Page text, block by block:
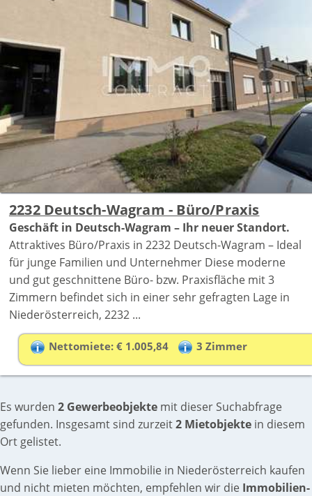
2232 Deutsch-Wagram - Büro/Praxis
Geschäft in Deutsch-Wagram – Ihr neuer Standort.
Attraktives Büro/Praxis in 2232 Deutsch-Wagram – Ideal
für junge Familien und Unternehmer Diese moderne
und gut geschnittene Büro- bzw. Praxisfläche mit 3
Zimmern befindet sich in einer sehr gefragten Lage in
Niederösterreich, 2232 ...
Nettomiete: € 1.005,84 3 Zimmer
Es wurden 2 Gewerbeobjekte mit dieser Suchabfrage
gefunden. Insgesamt sind zurzeit2 Mietobjekte in diesem
Ort gelistet.
Wenn Sie lieber eine Immobilie in Niederösterreich kaufen
und nicht mieten möchten, empfehlen wir die Immobilien-